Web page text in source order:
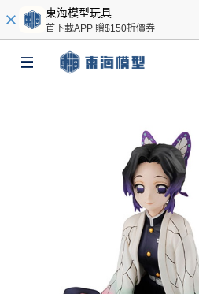
東海模型玩具
首下載APP 贈$150折價券